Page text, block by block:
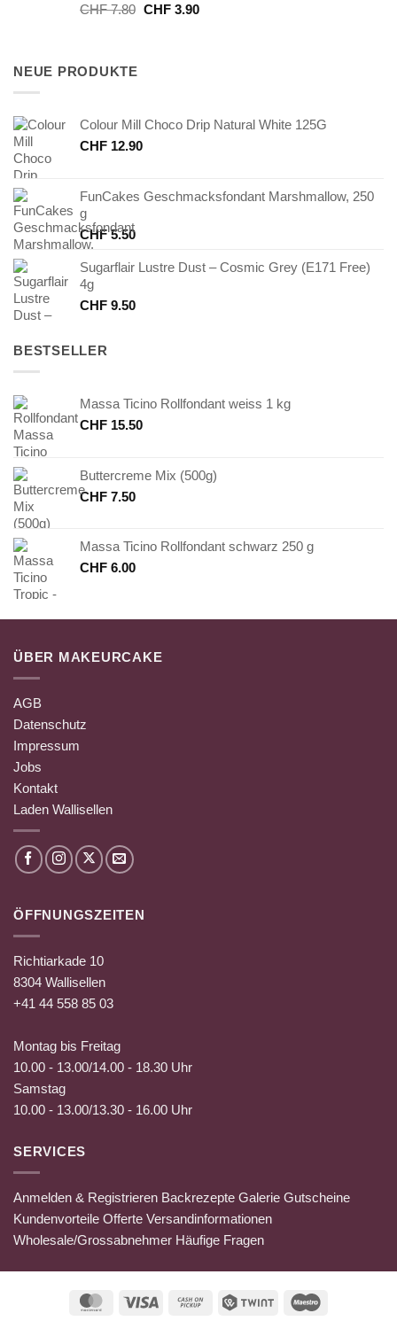
CHF7.80 Ursprünglicher
CHF3.90Aktueller
NEUE PRODUKTE
Colour Mill Choco Drip Natural White 125G
CHF 12.90
FunCakes Geschmacksfondant Marshmallow, 250
g
CHF5.50
Sugarflair Lustre Dust – Cosmic Grey (E171 Free)
4g
CHF 9.50
BESTSELLER
Massa Ticino Rollfondant weiss 1 kg
CHF 15.50
Buttercreme Mix (500g)
CHF 7.50
Massa Ticino Rollfondant schwarz 250 g
CHF 6.00
ÜBER MAKEURCAKE
AGB
Datenschutz
Impressum
Jobs
Kontakt
Laden Wallisellen
ÖFFNUNGSZEITEN
Richtiarkade 10
8304 Wallisellen
+41 44 558 85 03
Montag bis Freitag
10.00 - 13.00/14.00 - 18.30 Uhr
Samstag
10.00 - 13.00/13.30 - 16.00 Uhr
SERVICES
Anmelden & Registrieren Backrezepte Galerie Gutscheine
Kundenvorteile Offerte Versandinformationen
Wholesale/Grossabnehmer Häufige Fragen
MasterCardVisa
Cash
Twint